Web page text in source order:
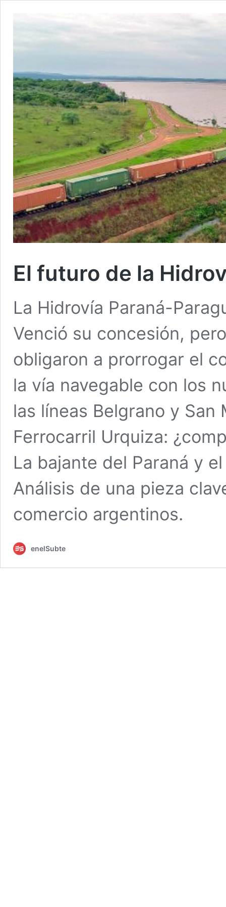
El futuro de la
La Hidrovía Paraná-
Venció su concesión,
obligaron a prorrogar el
la vía navegable con los
las líneas Belgrano y
Ferrocarril Urquiza:
La bajante del Paraná y
Análisis de una pieza
comercio argentinos.
enelSubte